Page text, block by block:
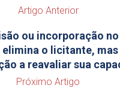
Artigo Anterior
ou incorporação
o licitante, mas
a reavaliar sua
Próximo Artigo